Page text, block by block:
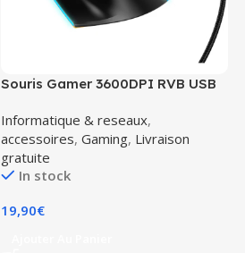
Souris Gamer 3600DPI RVB USB
Informatique & reseaux,
accessoires, Gaming, Livraison
gratuite
In stock
19,90€